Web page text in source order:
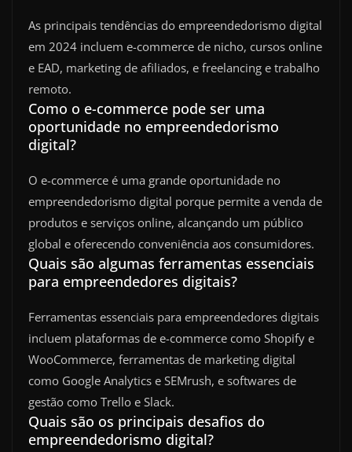
As principais tendências do empreendedorismo digital
em 2024 incluem e-commerce de nicho, cursos online
e EAD, marketing de afiliados, e freelancing e trabalho
remoto.
Como o e-commerce pode ser uma
oportunidade no empreendedorismo
digital?
O e-commerce é uma grande oportunidade no
empreendedorismo digital porque permite a venda de
produtos e serviços online, alcançando um público
global e oferecendo conveniência aos consumidores.
Quais são algumas ferramentas essenciais
para empreendedores digitais?
Ferramentas essenciais para empreendedores digitais
incluem plataformas de e-commerce como Shopify e
WooCommerce, ferramentas de marketing digital
como Google Analytics e SEMrush, e softwares de
gestão como Trello e Slack.
Quais são os principais desafios do
empreendedorismo digital?